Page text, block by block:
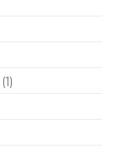
(1)